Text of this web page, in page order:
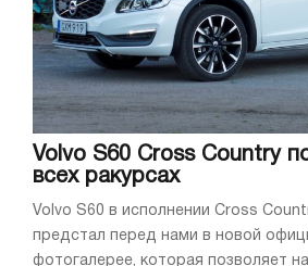
Volvo S60 Cross Country
всех ракурсах
Volvo S60 в исполнении Cross
предстал перед нами в новой
фотогалерее, которая позволяет